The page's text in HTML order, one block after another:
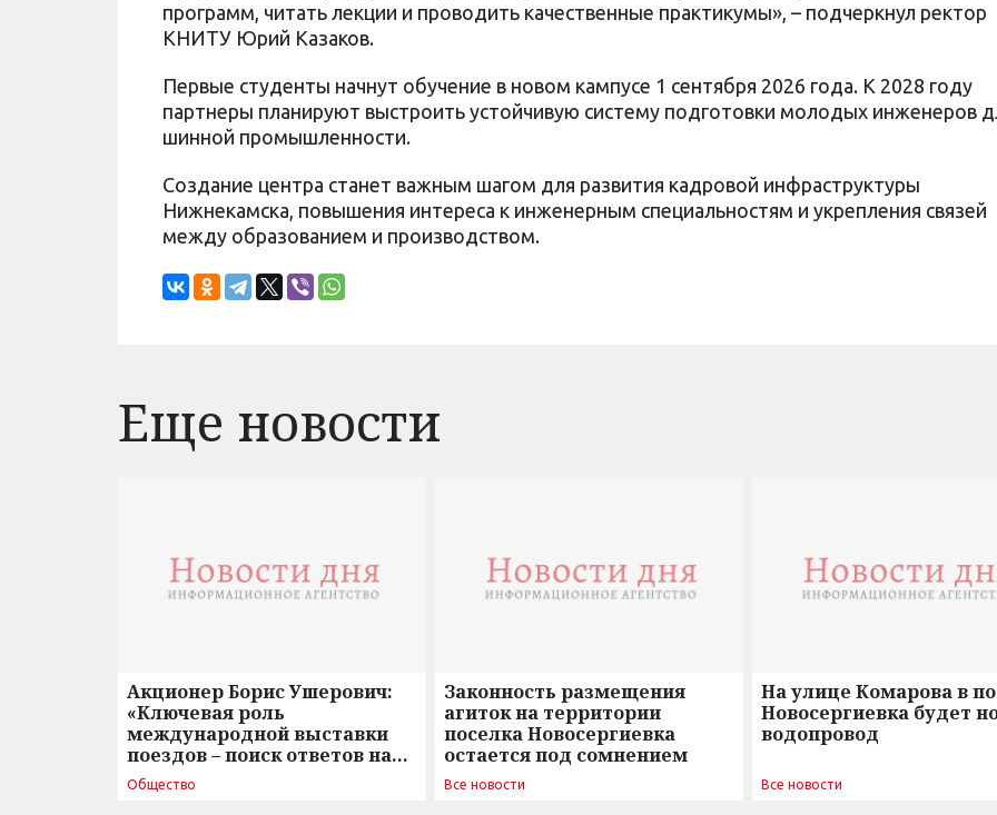
программ, читать лекции и проводить качественные практикумы», – подчеркнул ректор
КНИТУ Юрий Казаков.
Первые студенты начнут обучение в новом кампусе 1 сентября 2026 года. К 2028 году
партнеры планируют выстроить устойчивую систему подготовки молодых инженеров
шинной промышленности.
Создание центра станет важным шагом для развития кадровой инфраструктуры
Нижнекамска, повышения интереса к инженерным специальностям и укрепления связей
между образованием и производством.
Еще новости
Акционер Борис Ушерович:
«Ключевая роль
международной выставки
поездов – поиск ответов на
вызовы времени»
Общество
Законность размещения
агиток на территории
поселка Новосергиевка
остается под сомнением
Все новости
На улице Комарова в
Новосергиевка будет
водопровод
Все новости